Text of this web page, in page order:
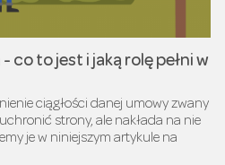
co to jest i jaką rolę pełni w
ciągłości danej umowy zwany
strony, ale nakłada na nie
je w niniejszym artykule na